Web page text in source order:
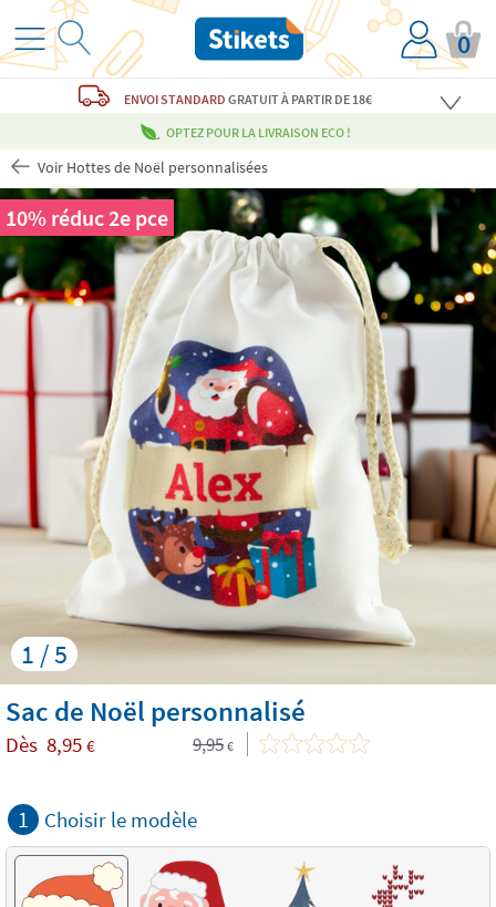
0
ENVOI STANDARDGRATUITÀ PARTIR DE 18€
OPTEZ POUR LA LIVRAISON ECO !
Voir Hottes de Noël personnalisées
1 / 5
10% réduc 2e pce
Sac de Noël personnalisé
Dès 8,95 € 9,95 €
1 Choisir le modèle